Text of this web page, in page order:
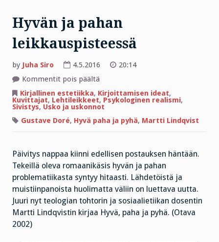
Hyvän ja pahan
leikkauspisteessä
by Juha Siro 4.5.2016
20:14
Kommentit pois päältä
ja
pahan
leikkauspisteessä
Kirjallinen estetiikka, Kirjoittamisen ideat,
Kuvittajat, Lehtileikkeet, Psykologinen realismi,
Sivistys, Usko ja uskonnot
Gustave Doré, Hyvä paha ja pyhä, Martti Lindqvist
Päivitys nappaa kiinni edellisen postauksen häntään.
Tekeillä oleva romaanikäsis hyvän ja pahan
problematiikasta syntyy hitaasti. Lähdetöistä ja
muistiinpanoista huolimatta väliin on luettava uutta.
Juuri nyt teologian tohtorin ja sosiaalietiikan dosentin
Martti Lindqvistin kirjaa Hyvä, paha ja pyhä. (Otava
2002)